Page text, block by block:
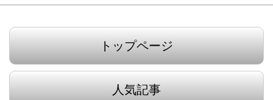
トップページ
人気記事